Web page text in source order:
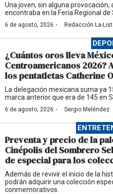
Una joven, sin alguna provocación,
encontraba en la Feria Regional de
6 de agosto, 2026 · Redacción La-
¿Cuántos oros lleva
Centroamericanos 2026?
los pentatletas Catherine
La delegación mexicana suma ya
marca anterior que era de 145 en
6 de agosto, 2026 · Sergio Meléndez
Preventa y precio de la
Cinépolis del Sombrero
de especial para los
Además de revivir el inicio de la
podrán adquirir una colección
conmemorativos.